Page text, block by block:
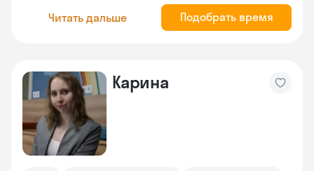
Читать дальше Подобрать время
Карина